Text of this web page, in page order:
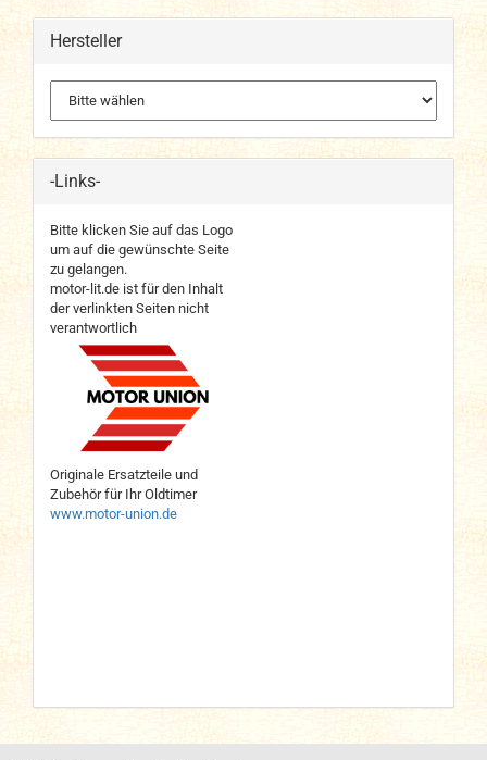
Hersteller
-Links-
Bitte klicken Sie auf das Logo
um auf die gewünschte Seite
zu gelangen.
motor-lit.de ist für den Inhalt
der verlinkten Seiten nicht
verantwortlich
Originale Ersatzteile und
Zubehör für Ihr Oldtimer
www.motor-union.de